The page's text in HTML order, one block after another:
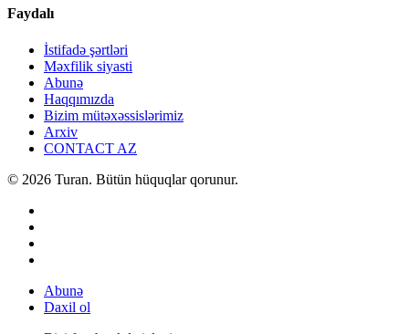
Faydalı
İstifadə şərtləri
Məxfilik siyasti
Abunə
Haqqımızda
Bizim mütəxəssislərimiz
Arxiv
CONTACT AZ
© 2026 Turan. Bütün hüquqlar qorunur.
Abunə
Daxil ol